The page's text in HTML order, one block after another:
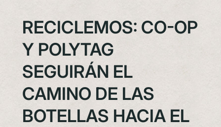
RECICLEMOS: CO-OP
Y POLYTAG
SEGUIRÁN EL
CAMINO DE LAS
BOTELLAS HACIA EL